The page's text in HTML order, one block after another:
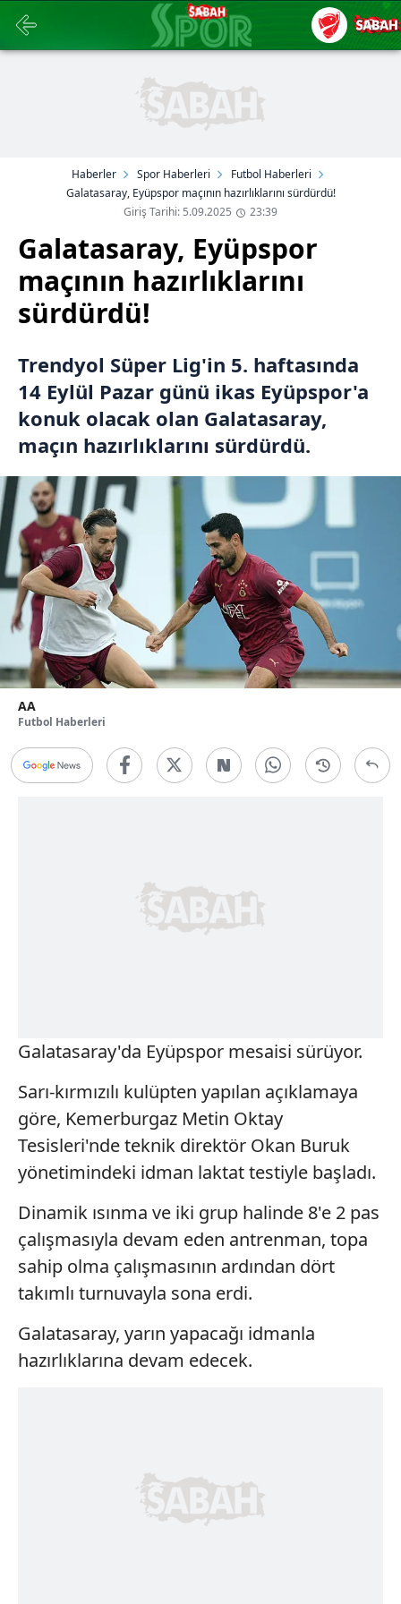
Haberler Spor Haberleri
Futbol Haberleri
Galatasaray, Eyüpspor maçının hazırlıklarını sürdürdü!
Giriş Tarihi: 5.09.2025
23:39
Galatasaray, Eyüpspor
maçının hazırlıklarını
sürdürdü!
Trendyol Süper Lig'in 5. haftasında
14 Eylül Pazar günü ikas Eyüpspor'a
konuk olacak olan Galatasaray,
maçın hazırlıklarını sürdürdü.
AA
Futbol Haberleri
Galatasaray'da Eyüpspor mesaisi sürüyor.
Sarı-kırmızılı kulüpten yapılan açıklamaya
göre, Kemerburgaz Metin Oktay
Tesisleri'nde teknik direktör Okan Buruk
yönetimindeki idman laktat testiyle başladı.
Dinamik ısınma ve iki grup halinde 8'e 2 pas
çalışmasıyla devam eden antrenman, topa
sahip olma çalışmasının ardından dört
takımlı turnuvayla sona erdi.
Galatasaray, yarın yapacağı idmanla
hazırlıklarına devam edecek.